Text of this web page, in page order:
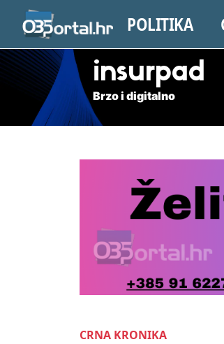
POLITIKA
insurpad
Brzo i digitalno
CRNA KRONIKA